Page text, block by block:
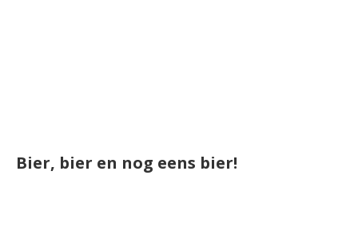
Bier, bier en nog eens bier!